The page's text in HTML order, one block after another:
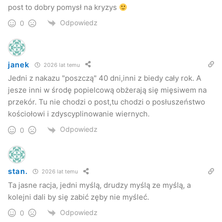
Zdaniem księdza umartwienie ma być środkiem a nie
„Myślę że problem jest wtedy gdy ktoś umartwia się dla
samego umartwiania. Odmawia sobie alkoholu, słuchania
muzyki i koncentruje się na tym aby sobie udowodnić, że
potrafi. Ja uważam, że to jest za mało. Tutaj chodzi o
motywację religijną, żeby to umartwianie nie było celem
samym w sobie ale środkiem do odkrycia w sobie „głodu”
Pana Boga, czyli otwarcie się na łaskę Boga.”
post to dobry pomysł na kryzys
0 Odpowiedz
janek 2026 lat temu
Jedni z nakazu "poszczą" 40 dni,inni z biedy cały rok. A
jesze inni w środę popielcową obżerają się mięsiwem na
przekór. Tu nie chodzi o post,tu chodzi o posłuszeństwo
kościołowi i zdyscyplinowanie wiernych.
0 Odpowiedz
stan. 2026 lat temu
Ta jasne racja, jedni myślą, drudzy myślą ze myślą, a
kolejni dali by się zabić zęby nie myśleć.
0 Odpowiedz